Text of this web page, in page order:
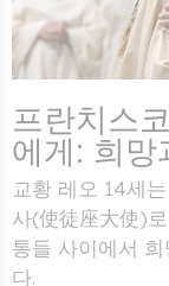
프란치스
에게: 희망
교황 레오 14세
사(使徒座大使)
통들 사이에서
다.